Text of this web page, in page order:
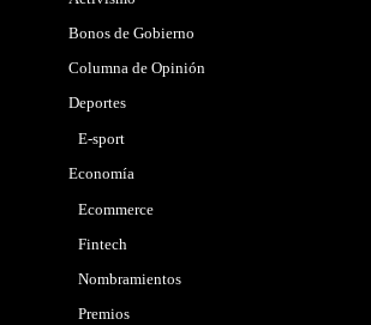
Bonos de Gobierno
Columna de Opinión
Deportes
E-sport
Economía
Ecommerce
Fintech
Nombramientos
Premios